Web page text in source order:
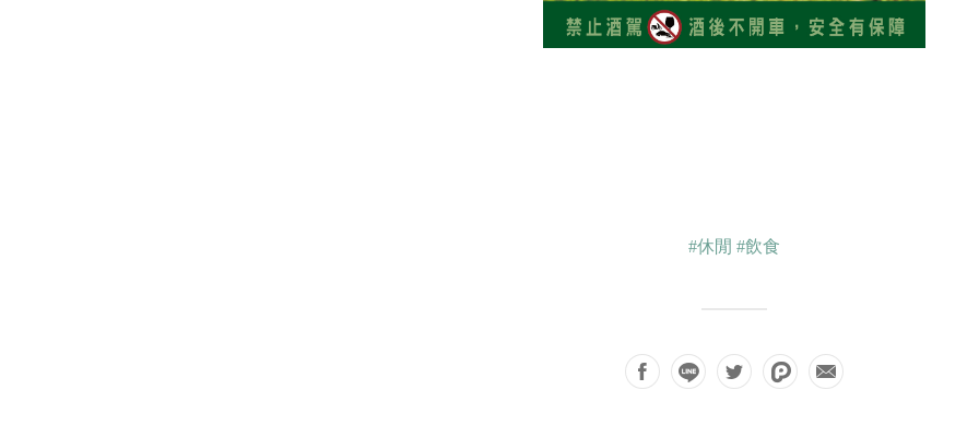
#休閒 #飲食